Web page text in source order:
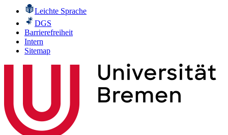
Leichte Sprache
DGS
Barrierefreiheit
Intern
Sitemap